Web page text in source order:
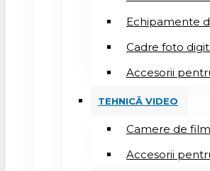
Echipamente
Cadre foto
Accesorii
TEHNICĂ VIDEO
Camere de
Accesorii